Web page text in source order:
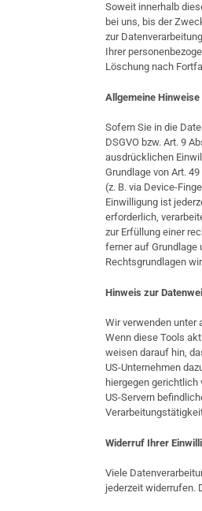
Soweit innerhalb
bei uns, bis der
zur
Ihrer
Löschung nach
Allgemeine
Sofern Sie in die
DSGVO bzw. Art. 9
ausdrücklichen
Grundlage von Art.
(z. B. via Device-
Einwilligung ist
erforderlich,
zur Erfüllung einer
ferner auf Grundlage
Rechtsgrundlagen
Hinweis zur
Wir verwenden unter
Wenn diese Tools
weisen darauf hin,
US-Unternehmen
hiergegen gerichtlich
US-Servern
Widerruf Ihrer
Viele
jederzeit widerrufen.